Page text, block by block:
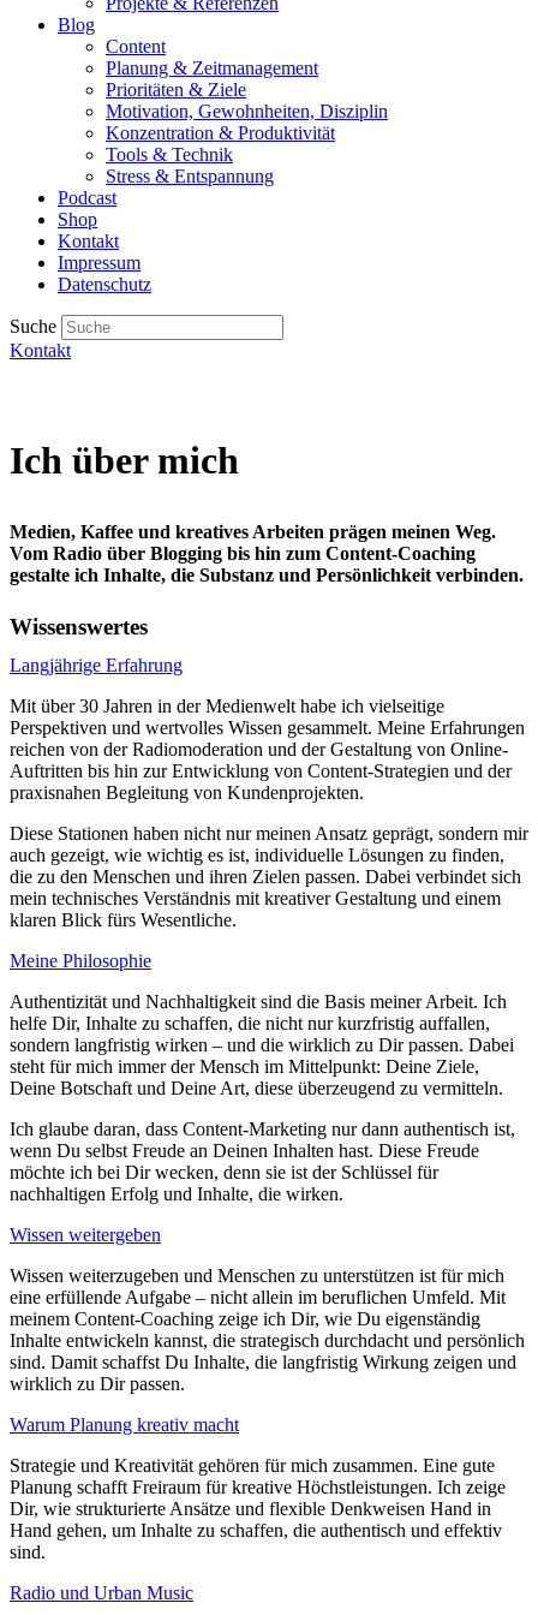
Blog
Content
Planung & Zeitmanagement
Prioritäten & Ziele
Motivation, Gewohnheiten, Disziplin
Konzentration & Produktivität
Tools & Technik
Stress & Entspannung
Podcast
Shop
Kontakt
Impressum
Datenschutz
Suche
Kontakt
Ich über mich
Medien, Kaffee und kreatives Arbeiten prägen meinen Weg.
Vom Radio über Blogging bis hin zum Content-Coaching
gestalte ich Inhalte, die Substanz und Persönlichkeit verbinden.
Wissenswertes
Langjährige Erfahrung
Mit über 30 Jahren in der Medienwelt habe ich vielseitige
Perspektiven und wertvolles Wissen gesammelt. Meine Erfahrungen
reichen von der Radiomoderation und der Gestaltung von Online-
Auftritten bis hin zur Entwicklung von Content-Strategien und der
praxisnahen Begleitung von Kundenprojekten.
Diese Stationen haben nicht nur meinen Ansatz geprägt, sondern mir
auch gezeigt, wie wichtig es ist, individuelle Lösungen zu finden,
die zu den Menschen und ihren Zielen passen. Dabei verbindet sich
mein technisches Verständnis mit kreativer Gestaltung und einem
klaren Blick fürs Wesentliche.
Meine Philosophie
Authentizität und Nachhaltigkeit sind die Basis meiner Arbeit. Ich
helfe Dir, Inhalte zu schaffen, die nicht nur kurzfristig auffallen,
sondern langfristig wirken – und die wirklich zu Dir passen. Dabei
steht für mich immer der Mensch im Mittelpunkt: Deine Ziele,
Deine Botschaft und Deine Art, diese überzeugend zu vermitteln.
Ich glaube daran, dass Content-Marketing nur dann authentisch ist,
wenn Du selbst Freude an Deinen Inhalten hast. Diese Freude
möchte ich bei Dir wecken, denn sie ist der Schlüssel für
nachhaltigen Erfolg und Inhalte, die wirken.
Wissen weitergeben
Wissen weiterzugeben und Menschen zu unterstützen ist für mich
eine erfüllende Aufgabe – nicht allein im beruflichen Umfeld. Mit
meinem Content-Coaching zeige ich Dir, wie Du eigenständig
Inhalte entwickeln kannst, die strategisch durchdacht und persönlich
sind. Damit schaffst Du Inhalte, die langfristig Wirkung zeigen und
wirklich zu Dir passen.
Warum Planung kreativ macht
Strategie und Kreativität gehören für mich zusammen. Eine gute
Planung schafft Freiraum für kreative Höchstleistungen. Ich zeige
Dir, wie strukturierte Ansätze und flexible Denkweisen Hand in
Hand gehen, um Inhalte zu schaffen, die authentisch und effektiv
sind.
Radio und Urban Music